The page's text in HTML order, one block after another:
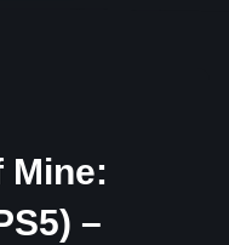
Mine:
–